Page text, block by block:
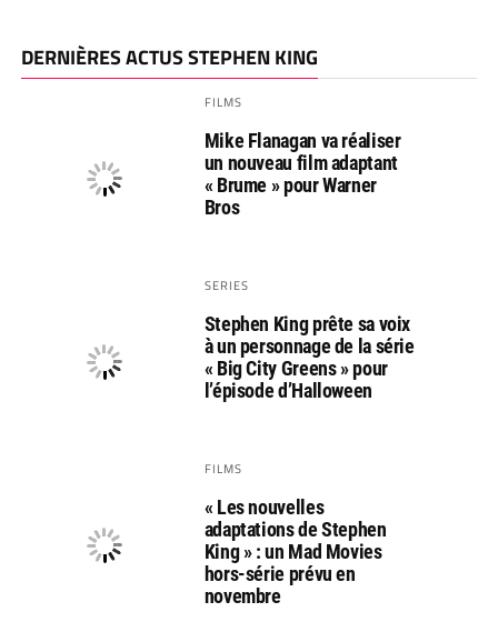
DERNIÈRES ACTUS STEPHEN KING
FILMS
Mike Flanagan va réaliser
un nouveau film adaptant
« Brume » pour Warner
Bros
SERIES
Stephen King prête sa voix
à un personnage de la série
« Big City Greens » pour
l’épisode d’Halloween
FILMS
« Les nouvelles
adaptations de Stephen
King » : un Mad Movies
hors-série prévu en
novembre